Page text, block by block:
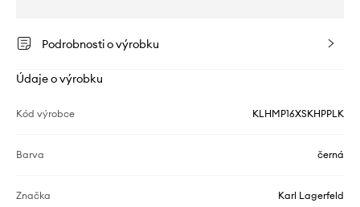
Podrobnosti o výrobku
Údaje o výrobku
Kód výrobce KLHMP16XSKHPPLK
Barva černá
Značka Karl Lagerfeld